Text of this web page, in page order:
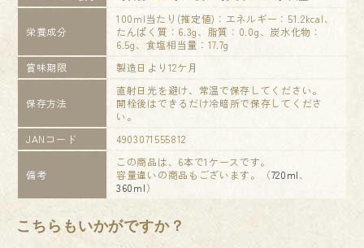
栄養成分
100ml当たり(推定値)：エネルギー：51.2kcal、
たんぱく質：6.3g、脂質：0.0g、炭水化物：
6.5g、食塩相当量：17.7g
賞味期限
製造日より12ケ月
保存方法
直射日光を避け、常温で保存してください。
開栓後はできるだけ冷暗所で保存してくださ
い。
JANコード
4903071555812
備考
この商品は、6本で1ケースです。
容量違いの商品もございます。（720ml、
360ml）
こちらもいかがですか？